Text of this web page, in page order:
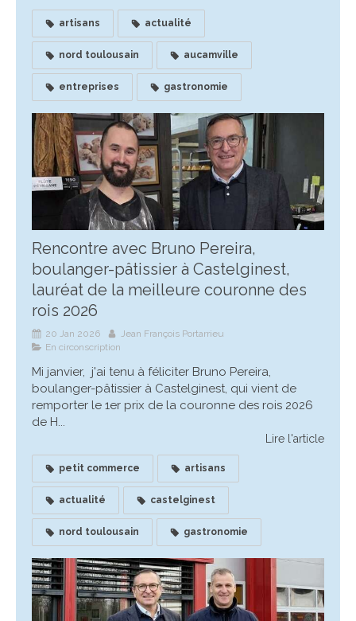
artisans actualité
nord toulousain aucamville
entreprises gastronomie
Rencontre avec Bruno Pereira,
boulanger-pâtissier à Castelginest,
lauréat de la meilleure couronne des
rois 2026
20 Jan 2026
Jean François Portarrieu
En circonscription
Mi janvier, j'ai tenu à féliciter Bruno Pereira,
boulanger-pâtissier à Castelginest, qui vient de
remporter le 1er prix de la couronne des rois 2026
de H...
Lire l'article
petit commerce artisans
actualité castelginest
nord toulousain gastronomie